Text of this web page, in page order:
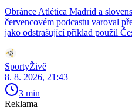
Obránce Atlética Madrid a
červencovém podcastu varoval
jako odstrašující příklad použil
SportyŽivě
8. 8. 2026, 21:43
3 min
Reklama